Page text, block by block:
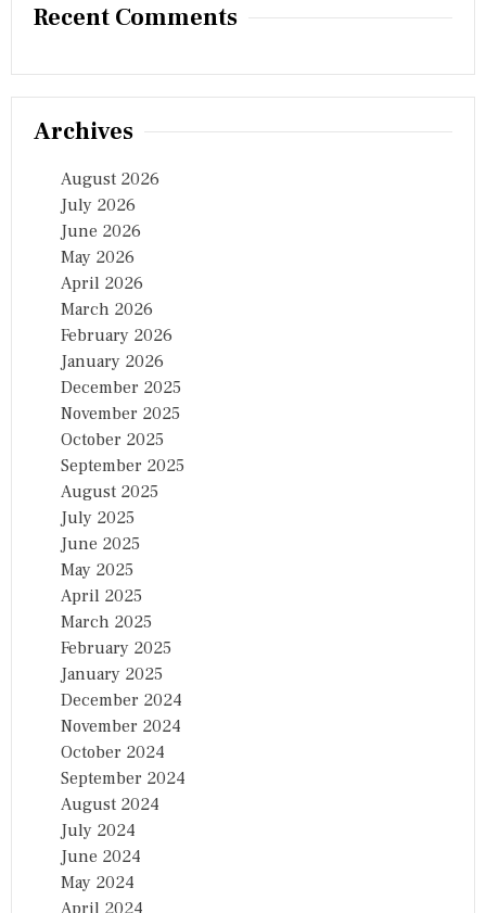
Recent Comments
Archives
August 2026
July 2026
June 2026
May 2026
April 2026
March 2026
February 2026
January 2026
December 2025
November 2025
October 2025
September 2025
August 2025
July 2025
June 2025
May 2025
April 2025
March 2025
February 2025
January 2025
December 2024
November 2024
October 2024
September 2024
August 2024
July 2024
June 2024
May 2024
April 2024